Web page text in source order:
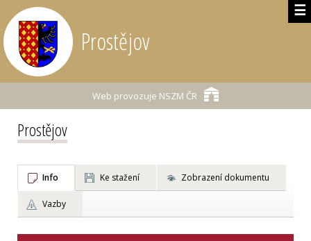
☰
Prostějov
Web provozuje NSZM ČR
Prostějov
Info Ke stažení Zobrazení dokumentu
Vazby